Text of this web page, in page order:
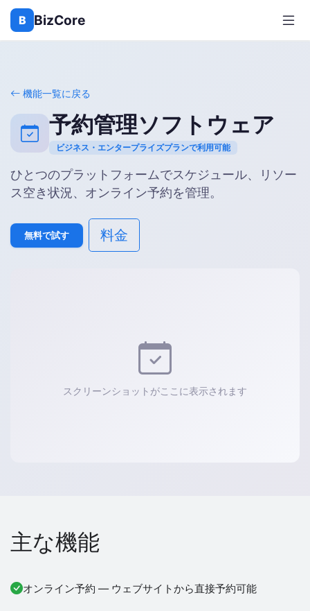
B BizCore
機能一覧に戻る
予約管理ソフトウェア
ビジネス・エンタープライズプランで利用可能
ひとつのプラットフォームでスケジュール、リソー
ス空き状況、オンライン予約を管理。
無料で試す 料金
スクリーンショットがここに表示されます
主な機能
オンライン予約 — ウェブサイトから直接予約可能